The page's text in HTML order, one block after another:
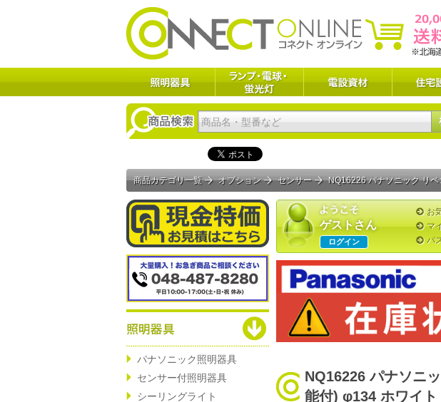
パナソニック照明器具
センサー付照明器具
シーリングライト
ゲストさん
お
マ
ログイン パ
商品カテゴリ一覧 オプション センサー NQ16226 パナソニック リ
NQ16226 パナソニ
能付) φ134 ホワイト